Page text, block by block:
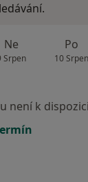
Ne
Srpen
Po
10 Srpen
není k dispozici